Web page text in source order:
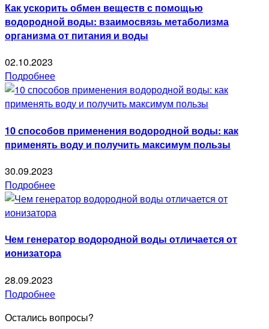
Как ускорить обмен веществ с помощью
водородной воды: взаимосвязь метаболизма
организма от питания и воды
02.10.2023
Подробнее
10 способов применения водородной воды: как
применять воду и получить максимум пользы
30.09.2023
Подробнее
Чем генератор водородной воды отличается от
ионизатора
28.09.2023
Подробнее
Остались вопросы?